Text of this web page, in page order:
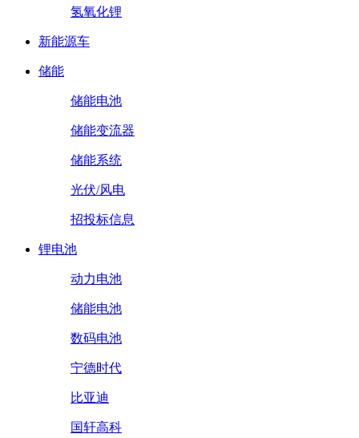
氢氧化锂
新能源车
储能
储能电池
储能变流器
储能系统
光伏/风电
招投标信息
锂电池
动力电池
储能电池
数码电池
宁德时代
比亚迪
国轩高科